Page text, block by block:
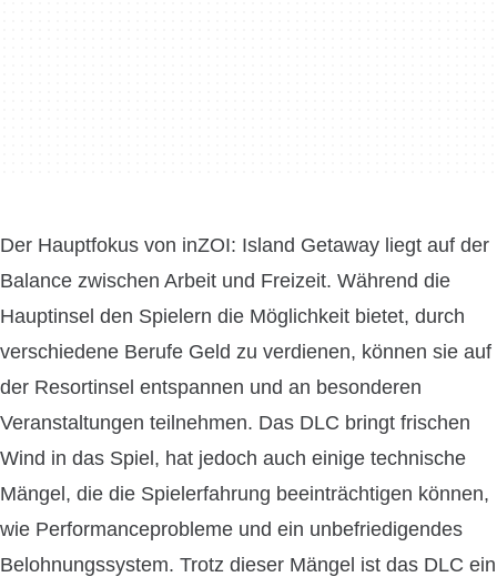
Der Hauptfokus von inZOI: Island Getaway liegt auf der
Balance zwischen Arbeit und Freizeit. Während die
Hauptinsel den Spielern die Möglichkeit bietet, durch
verschiedene Berufe Geld zu verdienen, können sie auf
der Resortinsel entspannen und an besonderen
Veranstaltungen teilnehmen. Das DLC bringt frischen
Wind in das Spiel, hat jedoch auch einige technische
Mängel, die die Spielerfahrung beeinträchtigen können,
wie Performanceprobleme und ein unbefriedigendes
Belohnungssystem. Trotz dieser Mängel ist das DLC ein